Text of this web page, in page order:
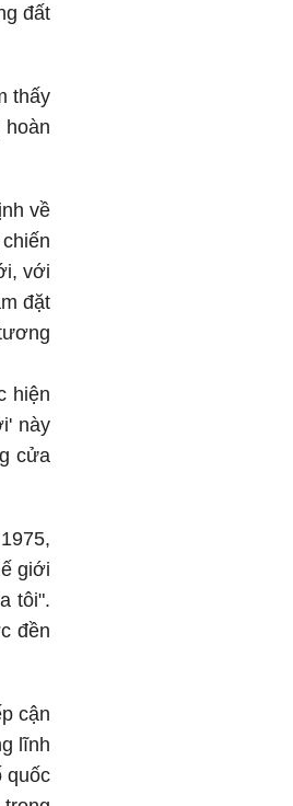
đất
thấy
về
với
đặt
hiện
này
cửa
giới
tôi".
đền
cận
lĩnh
quốc